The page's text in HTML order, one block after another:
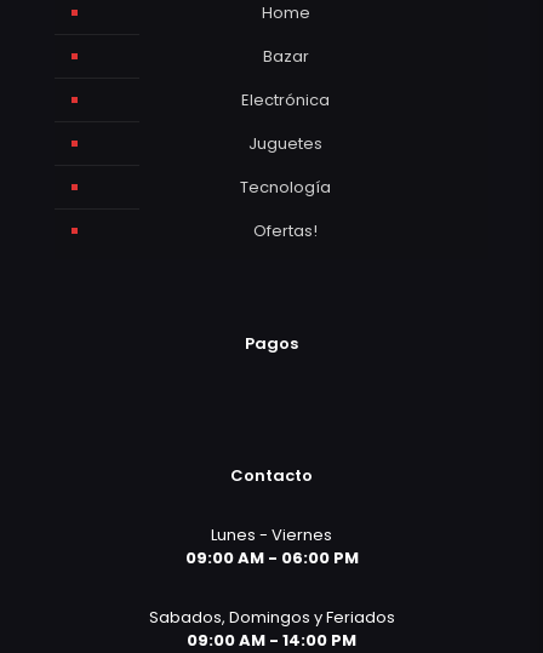
Home
Bazar
Electrónica
Juguetes
Tecnología
Ofertas!
Pagos
Contacto
Lunes - Viernes
09:00 AM - 06:00 PM
Sabados, Domingos y Feriados
09:00 AM - 14:00 PM